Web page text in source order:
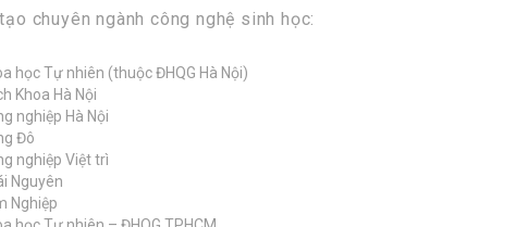
chuyên ngành công nghệ sinh học:
học Tự nhiên (thuộc ĐHQG Hà Nội)
Khoa Hà Nội
nghiệp Hà Nội
Đô
nghiệp Việt trì
Nguyên
Nghiệp